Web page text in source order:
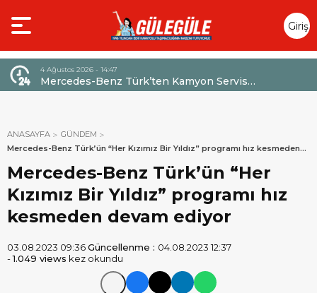
Giriş
Yap
4 Ağustos 2026 - 14:47
Mercedes-Benz Türk’ten Kamyon Servis
Sözleşmelerinde 36 Aya Varan Taksit İmkânı
ANASAYFA
GÜNDEM
Mercedes-Benz Türk’ün “Her Kızımız Bir Yıldız” programı hız kesmeden
Mercedes-Benz Türk’ün “Her
Kızımız Bir Yıldız” programı hız
kesmeden devam ediyor
03.08.2023 09:36Güncellenme : 04.08.2023 12:37
-1.049 views kez okundu